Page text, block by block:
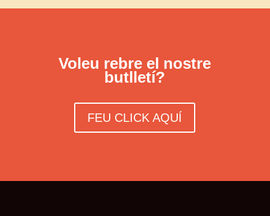
Voleu rebre el nostre
butlletí?
FEU CLICK AQUÍ